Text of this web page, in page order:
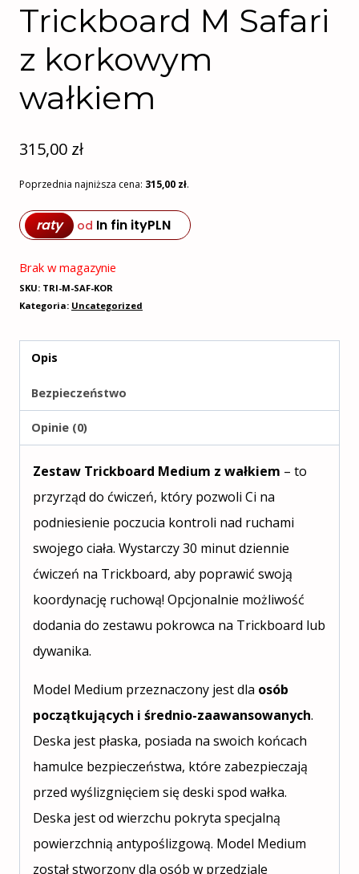
Trickboard M Safari
z korkowym
wałkiem
315,00 zł
Poprzednia najniższa cena: 315,00 zł.
raty od In fin ityPLN
Brak w magazynie
SKU: TRI-M-SAF-KOR
Kategoria: Uncategorized
Opis
Bezpieczeństwo
Opinie (0)
Zestaw Trickboard Medium z wałkiem – to
przyrząd do ćwiczeń, który pozwoli Ci na
podniesienie poczucia kontroli nad ruchami
swojego ciała. Wystarczy 30 minut dziennie
ćwiczeń na Trickboard, aby poprawić swoją
koordynację ruchową! Opcjonalnie możliwość
dodania do zestawu pokrowca na Trickboard lub
dywanika.
Model Medium przeznaczony jest dla osób
początkujących i średnio-zaawansowanych.
Deska jest płaska, posiada na swoich końcach
hamulce bezpieczeństwa, które zabezpieczają
przed wyślizgnięciem się deski spod wałka.
Deska jest od wierzchu pokryta specjalną
powierzchnią antypoślizgową. Model Medium
został stworzony dla osób w przedziale